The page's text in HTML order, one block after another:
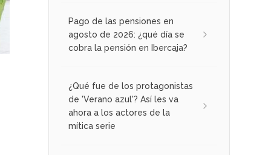
Pago de las pensiones en
agosto de 2026: ¿qué día se
cobra la pensión en Ibercaja?
¿Qué fue de los protagonistas
de 'Verano azul'? Así les va
ahora a los actores de la
mítica serie